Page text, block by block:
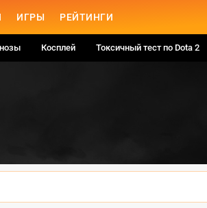
ИГРЫ РЕЙТИНГИ
Косплей Токсичный тест по Dota 2